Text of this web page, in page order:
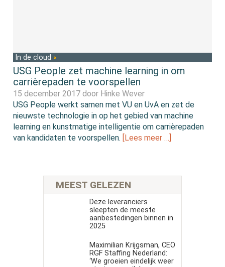
In de cloud
USG People zet machine learning in om
carrièrepaden te voorspellen
15 december 2017 door Hinke Wever
USG People werkt samen met VU en UvA en zet de
nieuwste technologie in op het gebied van machine
learning en kunstmatige intelligentie om carrièrepaden
van kandidaten te voorspellen. [Lees meer …]
MEEST GELEZEN
Deze leveranciers
sleepten de meeste
aanbestedingen binnen in
2025
Maximilian Krijgsman, CEO
RGF Staffing Nederland:
‘We groeien eindelijk weer